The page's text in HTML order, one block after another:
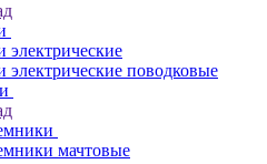
электрические
электрические поводковые
мачтовые